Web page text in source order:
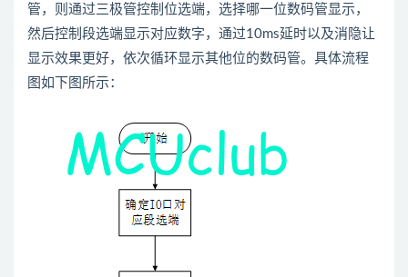
管，则通过三极管控制位选端，选择哪一位数码管显示，
然后控制段选端显示对应数字，通过10ms延时以及消隐让
显示效果更好，依次循环显示其他位的数码管。具体流程
图如下图所示：